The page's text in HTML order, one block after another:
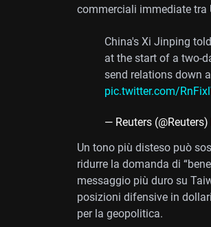
commerciali immediate tra
China's Xi Jinping
at the start of a two-
send relations down
pic.twitter.com/
— Reuters (@Reuters)
Un tono più disteso può
ridurre la domanda di
messaggio più duro su
posizioni difensive in
per la geopolitica.